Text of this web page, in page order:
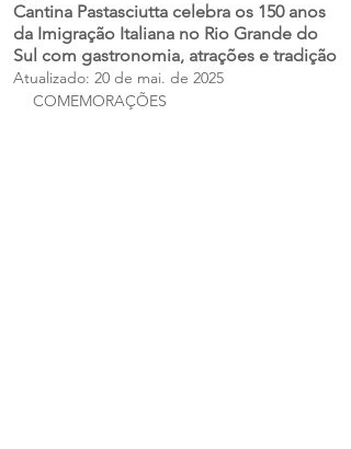
Cantina Pastasciutta celebra os 150 anos
da Imigração Italiana no Rio Grande do
Sul com gastronomia, atrações e tradição
Atualizado: 20 de mai. de 2025
COMEMORAÇÕES